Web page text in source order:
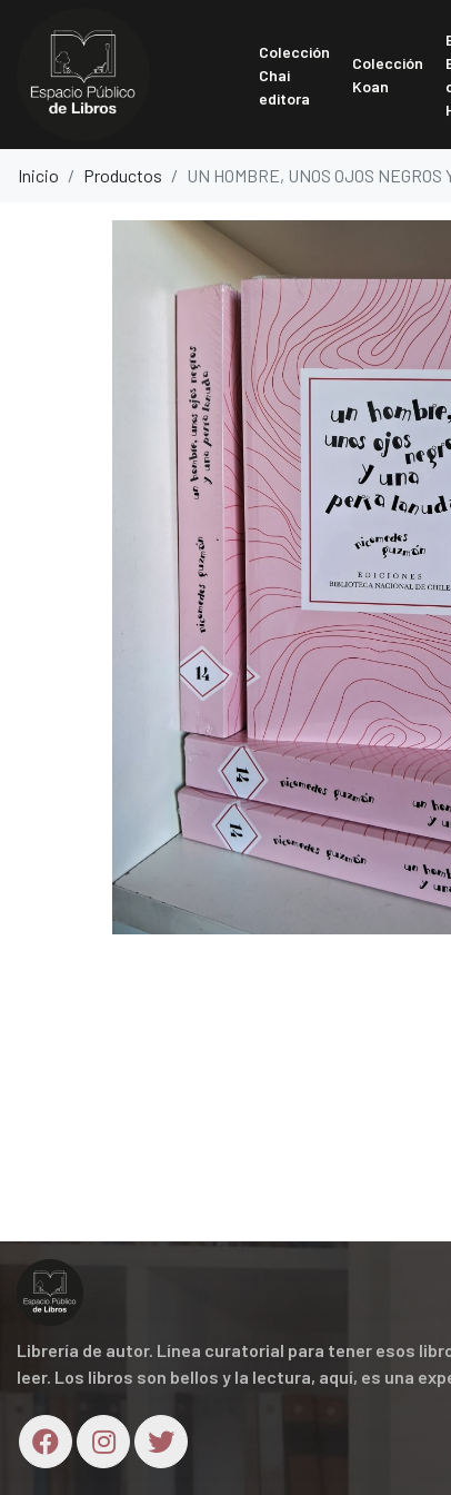
Colección
Chai
editora
Colección
Koan
Inicio Productos UN HOMBRE, UNOS OJOS
Librería de autor. Línea curatorial para tener esos
leer. Los libros son bellos y la lectura, aquí, es una